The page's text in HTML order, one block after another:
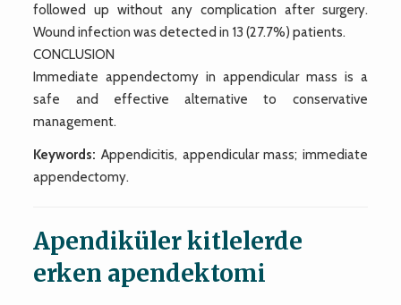
followed up without any complication after surgery.
Wound infection was detected in 13 (27.7%) patients.
CONCLUSION
Immediate appendectomy in appendicular mass is a
safe and effective alternative to conservative
management.
Keywords: Appendicitis, appendicular mass; immediate
appendectomy.
Apendiküler kitlelerde
erken apendektomi